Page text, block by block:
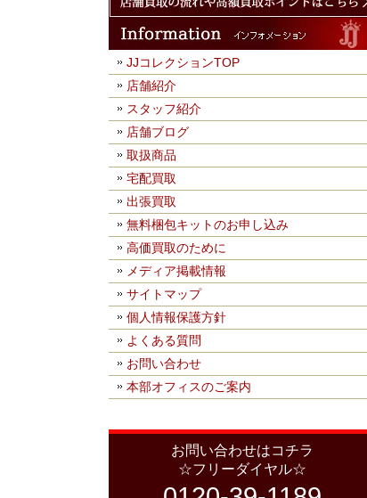
JJコレクションTOP
店舗紹介
スタッフ紹介
店舗ブログ
取扱商品
宅配買取
出張買取
無料梱包キットのお申し込み
高価買取のために
メディア掲載情報
サイトマップ
個人情報保護方針
よくある質問
お問い合わせ
本部オフィスのご案内
お問い合わせはコチラ
☆フリーダイヤル☆